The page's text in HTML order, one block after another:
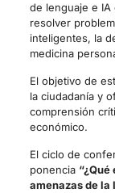
de lenguaje e IA
resolver
inteligentes, la
medicina
El objetivo de
la ciudadanía y
comprensión
económico.
El ciclo de
ponencia
amenazas de la